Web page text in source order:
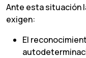
Ante esta situación
exigen:
El